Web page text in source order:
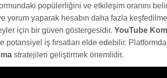
popülerliğini ve etkileşim oranını
yaparak hesabın daha fazla
için bir güven göstergesidir. YouTube
iş fırsatları elde edebilir.
stratejileri geliştirmek önemlidir.